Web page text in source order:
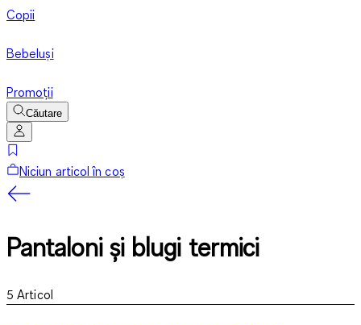
Copii
Bebeluși
Promoții
Căutare
Niciun articol în coș
Pantaloni și blugi termici
5 Articol